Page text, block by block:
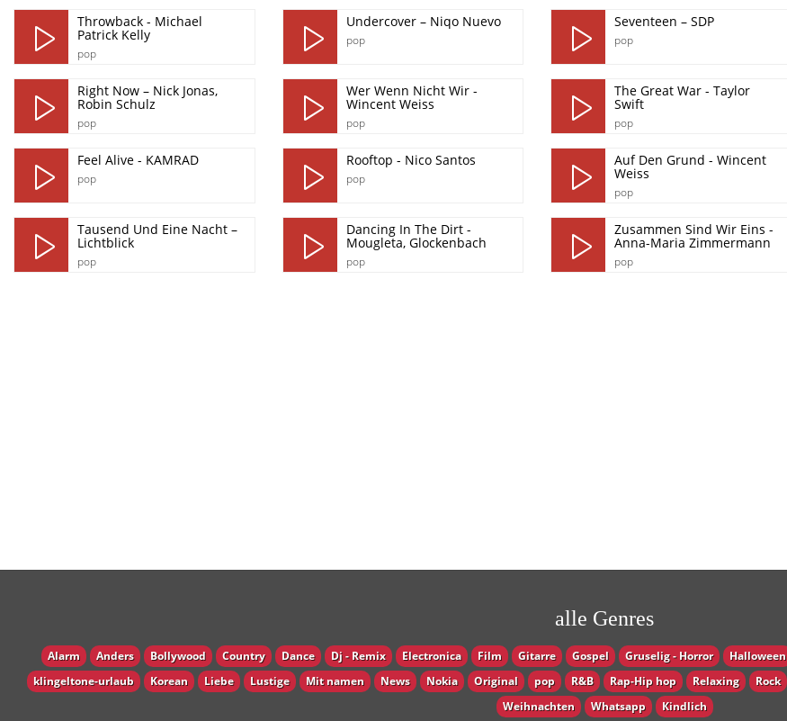
Throwback - Michael
Patrick Kelly
pop
Undercover – Niqo Nuevo
pop
Seventeen – SDP
pop
Right Now – Nick Jonas,
Robin Schulz
pop
Wer Wenn Nicht Wir -
Wincent Weiss
pop
The Great War - Taylor
Swift
pop
Feel Alive - KAMRAD
pop
Rooftop - Nico Santos
pop
Auf Den Grund - Wincent
Weiss
pop
Tausend Und Eine Nacht –
Lichtblick
pop
Dancing In The Dirt -
Mougleta, Glockenbach
pop
Zusammen Sind Wir Eins -
Anna-Maria Zimmermann
pop
alle Genres
Alarm Anders Bollywood Country Dance Dj - Remix Electronica Film Gitarre Gospel Gruselig - Horror Halloween
klingeltone-urlaub
Korean Liebe Lustige Mit namen News Nokia Original pop R&B Rap-Hip hop Relaxing Rock
Weihnachten
Whatsapp Кindlich